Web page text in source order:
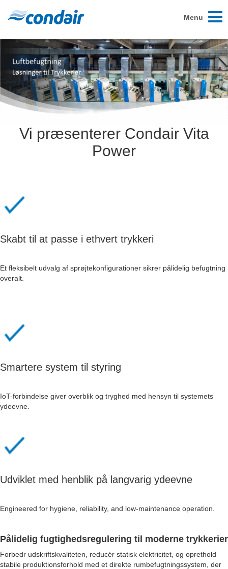
Menu
Vi præsenterer Condair Vita
Power
Skabt til at passe i ethvert trykkeri
Et fleksibelt udvalg af sprøjtekonfigurationer sikrer pålidelig befugtning
overalt.
Smartere system til styring
IoT-forbindelse giver overblik og tryghed med hensyn til systemets
ydeevne.
Udviklet med henblik på langvarig ydeevne
Engineered for hygiene, reliability, and low-maintenance operation.
Pålidelig fugtighedsregulering til moderne trykkerier
Forbedr udskriftskvaliteten, reducér statisk elektricitet, og oprethold
stabile produktionsforhold med et direkte rumbefugtningssystem, der